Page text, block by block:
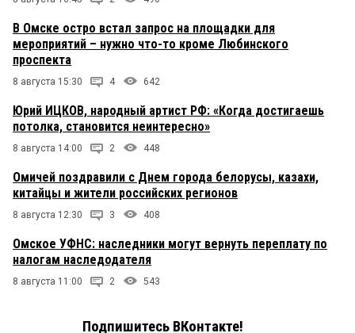
В Омске остро встал запрос на площадки для
мероприятий – нужно что-то кроме Любинского
проспекта
8 августа 15:30 4 642
Юрий ИЦКОВ, народный артист РФ: «Когда достигаешь
потолка, становится неинтересно»
8 августа 14:00 2 448
Омичей поздравили с Днем города белорусы, казахи,
китайцы и жители российских регионов
8 августа 12:30 3 408
Омское УФНС: наследники могут вернуть переплату по
налогам наследодателя
8 августа 11:00 2 543
Подпишитесь ВКонтакте!